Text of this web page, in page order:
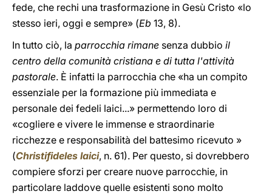
fede, che rechi una trasformazione in Gesù Cristo «lo
stesso ieri, oggi e sempre» (Eb 13, 8).
In tutto ciò, la parrocchia rimane senza dubbio il
centro della comunità cristiana e di tutta l'attività
pastorale. È infatti la parrocchia che «ha un compito
essenziale per la formazione più immediata e
personale dei fedeli laici...» permettendo loro di
«cogliere e vivere le immense e straordinarie
ricchezze e responsabilità del battesimo ricevuto »
(Christifideles laici, n. 61). Per questo, si dovrebbero
compiere sforzi per creare nuove parrocchie, in
particolare laddove quelle esistenti sono molto